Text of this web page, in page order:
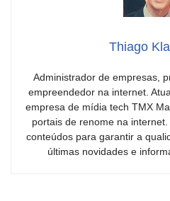
Thiago
Administrador de empresas,
empreendedor na internet.
empresa de mídia tech TMX
portais de renome na
conteúdos para garantir a
últimas novidades e